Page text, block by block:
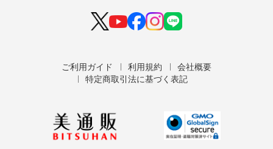
ご利用ガイド 利用規約
会社概要
特定商取引法に基づく表記